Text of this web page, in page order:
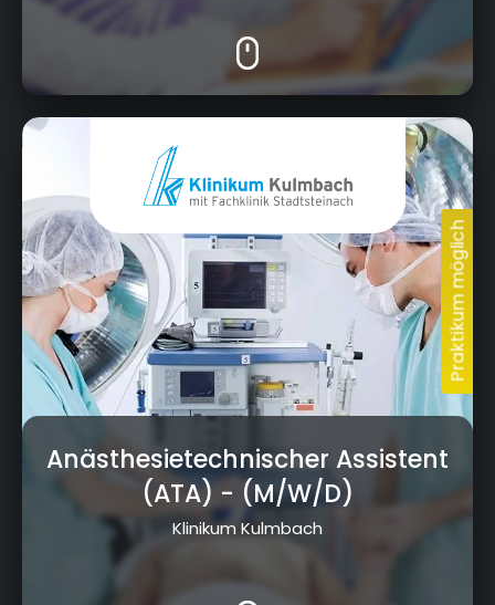
Albert-Schweitzer-Straße 10, 95326 Kulmbach
Anästhesietechnischer Assistent
(ATA) - (M/W/D)
Klinikum Kulmbach